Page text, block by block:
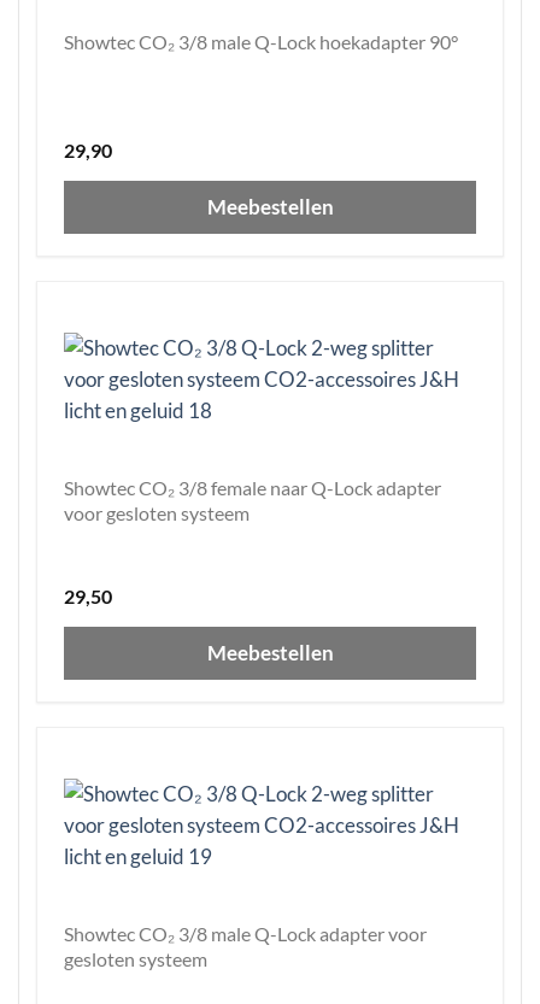
Showtec CO₂ 3/8 male Q-Lock hoekadapter 90°
29,90
Meebestellen
Showtec CO₂ 3/8 female naar Q-Lock adapter
voor gesloten systeem
29,50
Meebestellen
Showtec CO₂ 3/8 male Q-Lock adapter voor
gesloten systeem